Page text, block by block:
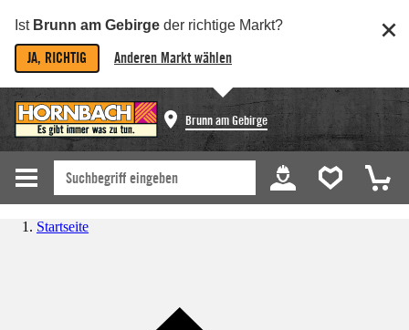
Ist Brunn am Gebirge der richtige Markt?
JA, RICHTIG Anderen Markt wählen
Brunn am Gebirge
Startseite